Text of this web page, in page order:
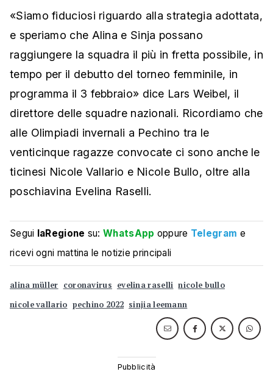
«Siamo fiduciosi riguardo alla strategia adottata,
e speriamo che Alina e Sinja possano
raggiungere la squadra il più in fretta possibile, in
tempo per il debutto del torneo femminile, in
programma il 3 febbraio» dice Lars Weibel, il
direttore delle squadre nazionali. Ricordiamo che
alle Olimpiadi invernali a Pechino tra le
venticinque ragazze convocate ci sono anche le
ticinesi Nicole Vallario e Nicole Bullo, oltre alla
poschiavina Evelina Raselli.
Segui laRegione su:WhatsApp oppure Telegram e
ricevi ogni mattina le notizie principali
alina müller coronavirus evelina raselli nicole bullo
nicole vallario pechino 2022 sinjia leemann